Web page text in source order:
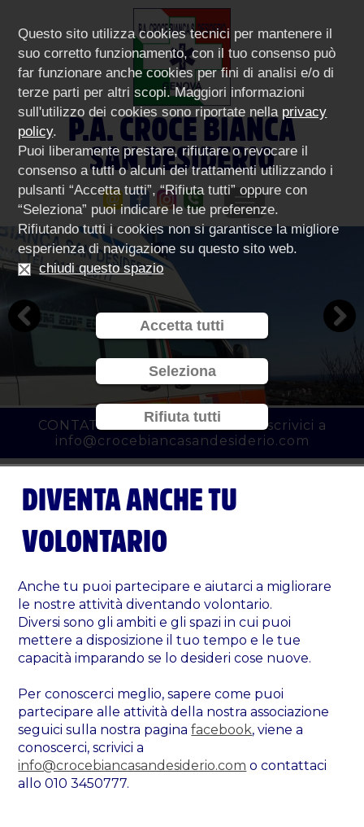
P.A. CROCE BIANCA
SAN DESIDERIO
CONTATTACI al010 3450777
o scrivici a
info@crocebiancasandesiderio.com
DIVENTA ANCHE TU
VOLONTARIO
Anche tu puoi partecipare e aiutarci a migliorare
le nostre attività diventando volontario.
Diversi sono gli ambiti e gli spazi in cui puoi
mettere a disposizione il tuo tempo e le tue
capacità imparando se lo desideri cose nuove.
Per conoscerci meglio, sapere come puoi
partecipare alle attività della nostra associazione
seguici sulla nostra paginafacebook, viene a
conoscerci, scrivici a
info@crocebiancasandesiderio.com o contattaci
allo 010 3450777.
Questo sito utilizza cookies tecnici per mantenere il
suo corretto funzionamento, con il tuo consenso può
far funzionare anche cookies per fini di analisi e/o di
terze parti per altri scopi. Maggiori informazioni
sull'utilizzo dei cookies sono riportate nella privacy
policy.
Puoi liberamente prestare, rifiutare o revocare il
consenso a tutti o alcuni dei trattamenti utilizzando i
pulsanti “Accetta tutti”, “Rifiuta tutti” oppure con
“Seleziona” puoi indicare le tue preferenze.
Rifiutando tutti i cookies non si garantisce la migliore
esperienza di navigazione su questo sito web.
chiudi questo spazio
Accetta tutti
Seleziona
Rifiuta tutti